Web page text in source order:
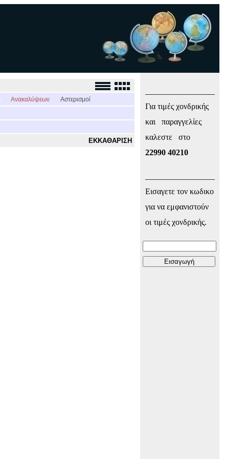
Ανακαλύψεων
Αστερισμοί
ΕΚΚΑΘΑΡΙΣΗ
Για τιμές χονδρικής
και παραγγελίες
καλεστε στο
22990 40210
Εισαγετε τον κωδικο
για να εμφανιστούν
οι τιμές χονδρικής.